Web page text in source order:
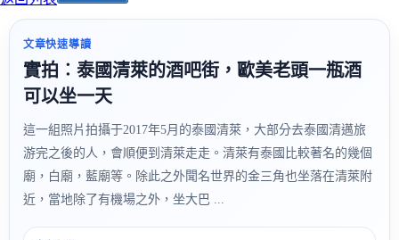
文章快速導讀
實拍︰泰國清萊的酒吧街，歐美老頭一瓶酒
可以坐一天
這一組照片拍攝于2017年5月的泰國清萊，大部分去泰國清邁旅
游完之後的人，會順便到清萊走走。清萊有泰國比較著名的幾個
廟，白廟，藍廟等。除此之外聞名世界的金三角也坐落在清萊附
近，當地除了有機場之外，坐大巴 ...